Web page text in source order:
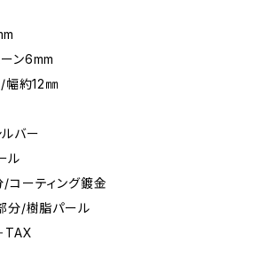
6mm
幅約12㎜
ルバー
ル
/コーティング鍍金
脂パール
TAX